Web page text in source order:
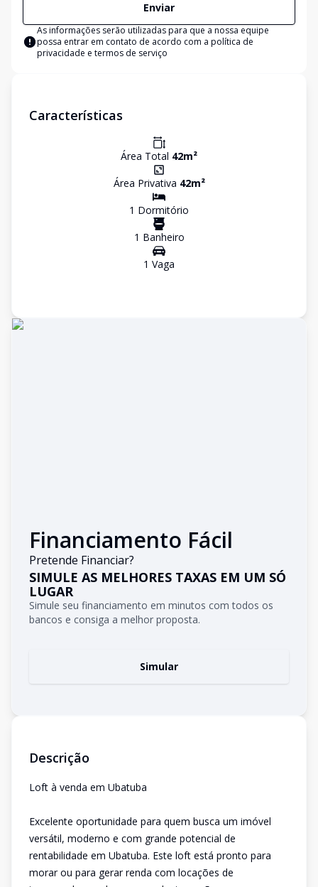
Enviar
As informações serão utilizadas para que a nossa equipe
possa entrar em contato de acordo com a política de
privacidade e termos de serviço
Características
Área Total 42m²
Área Privativa 42m²
1 Dormitório
1 Banheiro
1 Vaga
Financiamento Fácil
Pretende Financiar?
SIMULE AS MELHORES TAXAS EM UM SÓ
LUGAR
Simule seu financiamento em minutos com todos os
bancos e consiga a melhor proposta.
Simular
Descrição
Loft à venda em Ubatuba
Excelente oportunidade para quem busca um imóvel
versátil, moderno e com grande potencial de
rentabilidade em Ubatuba. Este loft está pronto para
morar ou para gerar renda com locações de